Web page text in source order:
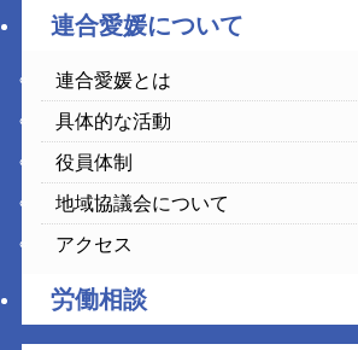
連合愛媛について
連合愛媛とは
具体的な活動
役員体制
地域協議会について
アクセス
労働相談